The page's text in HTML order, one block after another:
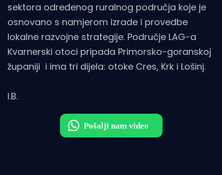
sektora određenog ruralnog područja koje je
osnovano s namjerom izrade i provedbe
lokalne razvojne strategije. Područje LAG-a
Kvarnerski otoci pripada Primorsko-goranskoj
županiji i ima tri dijela: otoke Cres, Krk i Lošinj.
I.B.